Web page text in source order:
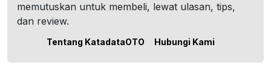
memutuskan untuk membeli, lewat ulasan, tips,
dan review.
Tentang KatadataOTO Hubungi Kami